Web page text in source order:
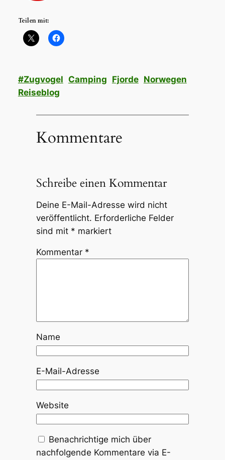
Teilen mit:
#Zugvogel Camping Fjorde Norwegen
Reiseblog
Kommentare
Schreibe einen Kommentar
Deine E-Mail-Adresse wird nicht
veröffentlicht. Erforderliche Felder
sind mit * markiert
Kommentar *
Name
E-Mail-Adresse
Website
Benachrichtige mich über
nachfolgende Kommentare via E-